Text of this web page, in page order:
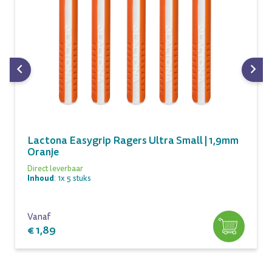
Lactona Easygrip Ragers Ultra Small | 1,9mm
Oranje
Direct leverbaar
Inhoud: 1x 5 stuks
Vanaf
€ 1,89